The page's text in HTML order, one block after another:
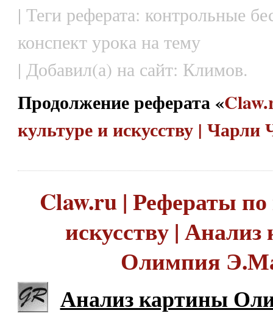
| Теги реферата: контрольные
конспект урока на тему
| Добавил(а) на сайт: Климов.
Продолжение реферата «
культуре и искусству |
Claw.ru | Рефераты по
искусству |
Олимпия
Анализ картины